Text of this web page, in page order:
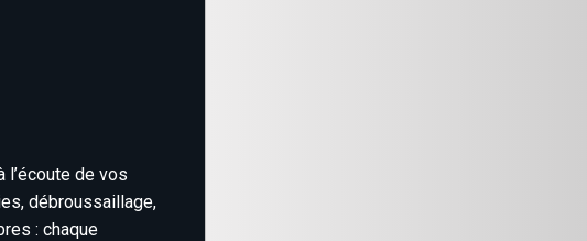
l’écoute de vos
débroussaillage,
: chaque